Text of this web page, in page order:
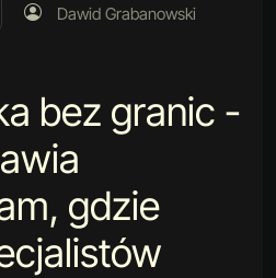
Dawid Grabanowski
bez granic -
gdzie